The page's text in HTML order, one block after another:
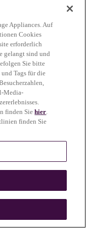
Appliances. Auf
Cookies
erforderlich
gelangt sind und
Sie bitte
Tags für die
Media-
finden Siehier.
finden Sie